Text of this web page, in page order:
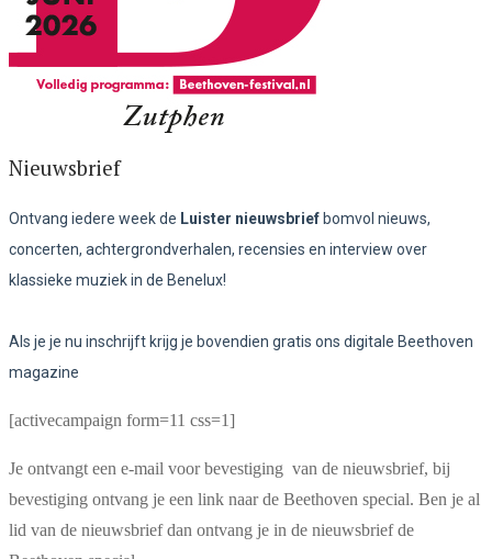
Nieuwsbrief
Ontvang iedere week de Luister nieuwsbrief bomvol nieuws,
concerten, achtergrondverhalen, recensies en interview over
klassieke muziek in de Benelux!
Als je je nu inschrijft krijg je bovendien gratis ons digitale Beethoven
magazine
[activecampaign form=11 css=1]
Je ontvangt een e-mail voor bevestiging van de nieuwsbrief, bij
bevestiging ontvang je een link naar de Beethoven special. Ben je al
lid van de nieuwsbrief dan ontvang je in de nieuwsbrief de